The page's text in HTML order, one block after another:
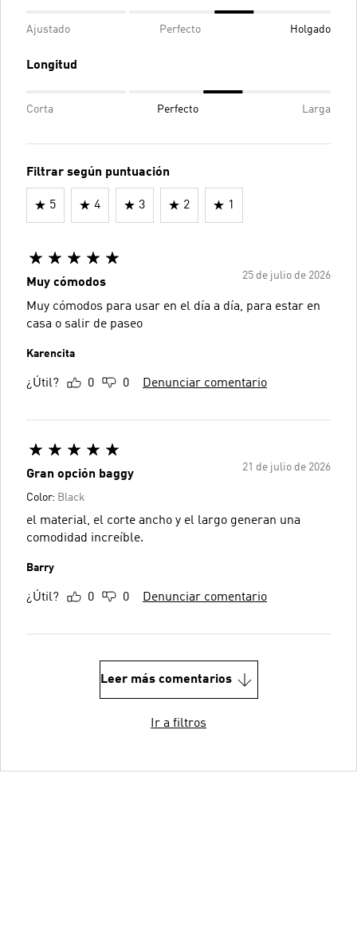
Ajustado Perfecto Holgado
Longitud
Corta Perfecto Larga
Filtrar según puntuación
5 4 3 2 1
25 de julio de 2026
Muy cómodos
Muy cómodos para usar en el día a día, para estar en
casa o salir de paseo
Karencita
¿Útil? 0 0 Denunciar comentario
21 de julio de 2026
Gran opción baggy
Color: Black
el material, el corte ancho y el largo generan una
comodidad increíble.
Barry
¿Útil? 0 0 Denunciar comentario
Leer más comentarios
Ir a filtros